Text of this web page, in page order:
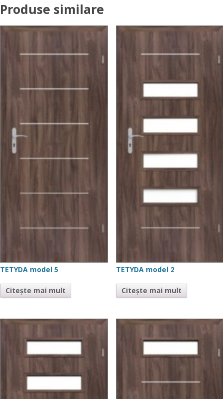
Produse similare
TETYDA model 5
Citește mai mult
TETYDA model 2
Citește mai mult